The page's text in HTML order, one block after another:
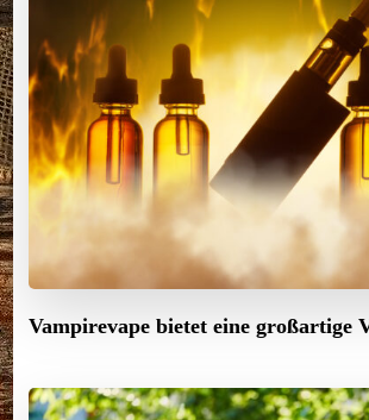
Vampirevape bietet eine großartige